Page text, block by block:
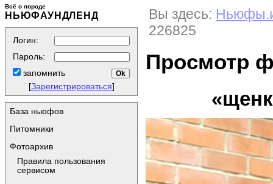
Всё о породе
НЬЮФАУНДЛЕНД
Логин:
Пароль:
запомнить
[Зарегистрироваться]
База ньюфов
Питомники
Фотоархив
Правила пользования
сервисом
Вы здесь:
226825
Просмотр